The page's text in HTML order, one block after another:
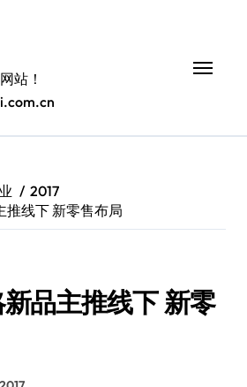
站！
2017
推线下 新零售布局
品主推线下 新零